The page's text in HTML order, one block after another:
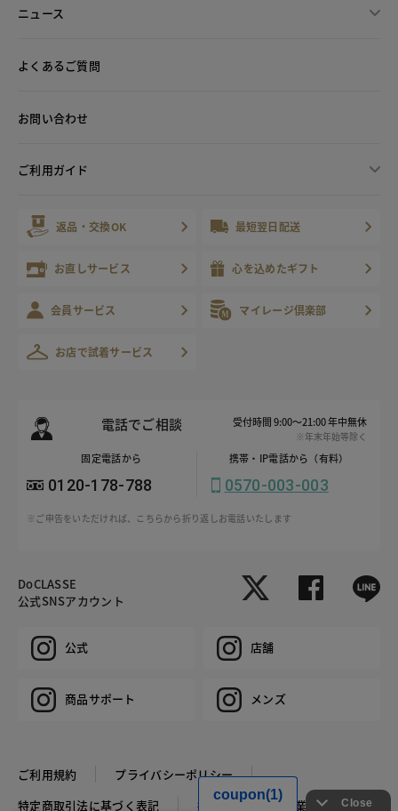
ニュース
よくあるご質問
お問い合わせ
ご利用ガイド
返品・交換OK 最短翌日配送
お直しサービス 心を込めたギフト
会員サービス マイレージ倶楽部
お店で試着サービス
電話でご相談 受付時間 9:00～21:00 年中無休
※年末年始等除く
固定電話から
0120-178-788
携帯・IP電話から（有料）
0570-003-003
※ご申告をいただければ、こちらから折り返しお電話いたします
DoCLASSE
公式SNSアカウント
公式 店舗
商品サポート メンズ
ご利用規約
プライバシーポリシー
特定商取引法に基づく表記
推奨環境 企業情報